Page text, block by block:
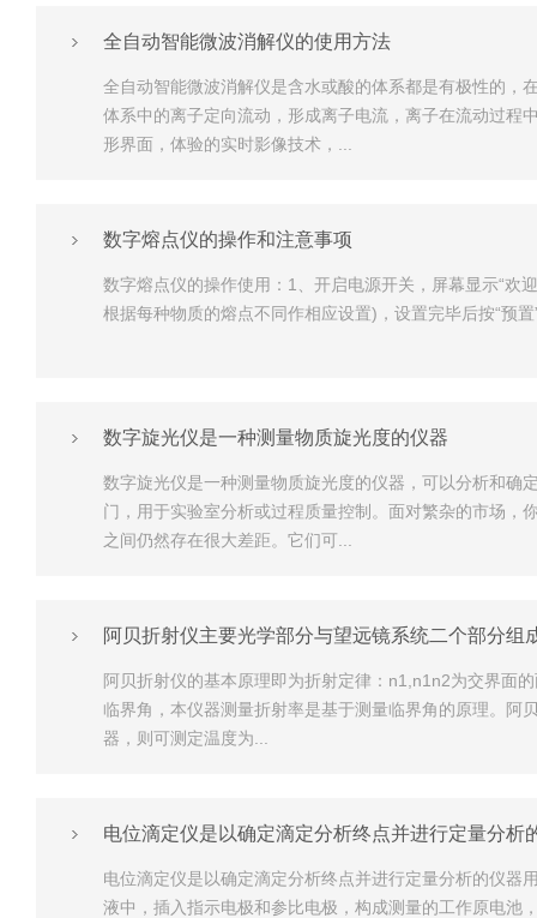
全自动智能微波消解仪的使用方法
全自动智能微波消解仪是含水或酸的体系都是有极性的，
体系中的离子定向流动，形成离子电流，离子在流动过程
形界面，体验的实时影像技术，...
数字熔点仪的操作和注意事项
数字熔点仪的操作使用：1、开启电源开关，屏幕显示“欢
根据每种物质的熔点不同作相应设置)，设置完毕后按“预
数字旋光仪是一种测量物质旋光度的仪器
数字旋光仪是一种测量物质旋光度的仪器，可以分析和确
门，用于实验室分析或过程质量控制。面对繁杂的市场，
之间仍然存在很大差距。它们可...
阿贝折射仪主要光学部分与望远镜系统二个部分组
阿贝折射仪的基本原理即为折射定律：n1,n1n2为交界面
临界角，本仪器测量折射率是基于测量临界角的原理。阿
器，则可测定温度为...
电位滴定仪是以确定滴定分析终点并进行定量分析
电位滴定仪是以确定滴定分析终点并进行定量分析的仪器
液中，插入指示电极和参比电极，构成测量的工作原电池